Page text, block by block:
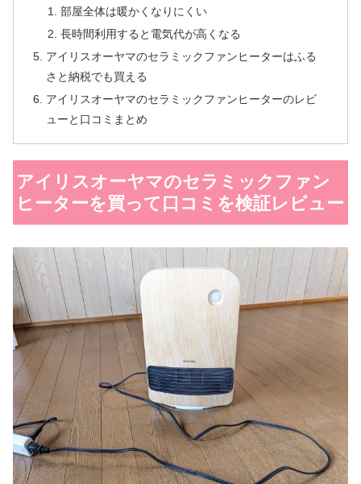
部屋全体は暖かくなりにくい
長時間利用すると電気代が高くなる
アイリスオーヤマのセラミックファンヒーターはふる
さと納税でも買える
アイリスオーヤマのセラミックファンヒーターのレビ
ューと口コミまとめ
アイリスオーヤマのセラミックファン
ヒーターを買って口コミを検証レビュー